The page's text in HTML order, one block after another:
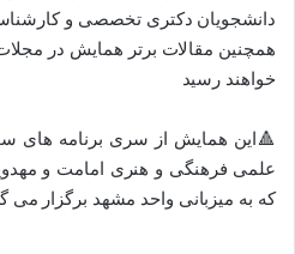
دانشجویان دکتری تخصصی و
همچنین مقالات برتر همایش در
خواهند رسید‌
🔺این همایش از سری برنامه های
علمی فرهنگی و هنری امامت و
که به میزبانی واحد مشهد برگزار می